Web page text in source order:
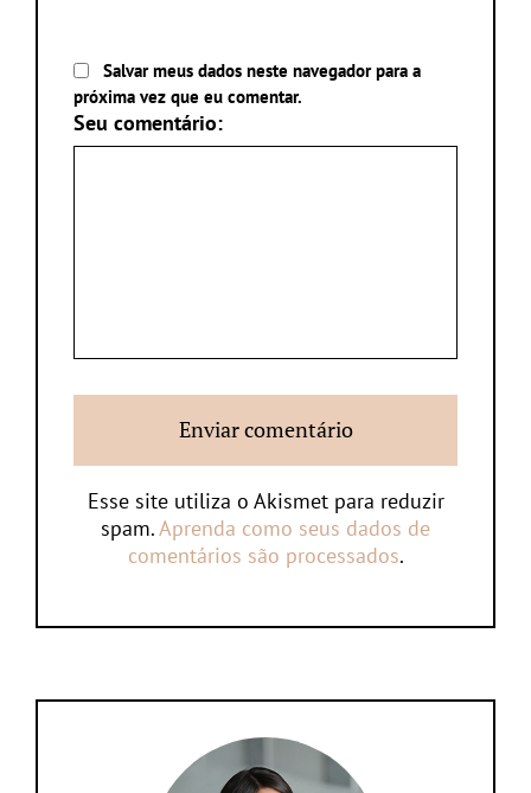
Salvar meus dados neste navegador para a
próxima vez que eu comentar.
Seu comentário:
Esse site utiliza o Akismet para reduzir
spam.Aprenda como seus dados de
comentários são processados.